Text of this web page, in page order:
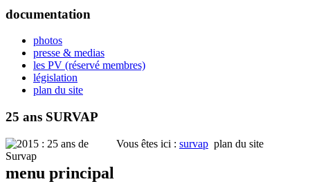
documentation
photos
presse & medias
les PV (réservé membres)
législation
plan du site
25 ans SURVAP
Vous êtes ici : survap plan du site
menu principal